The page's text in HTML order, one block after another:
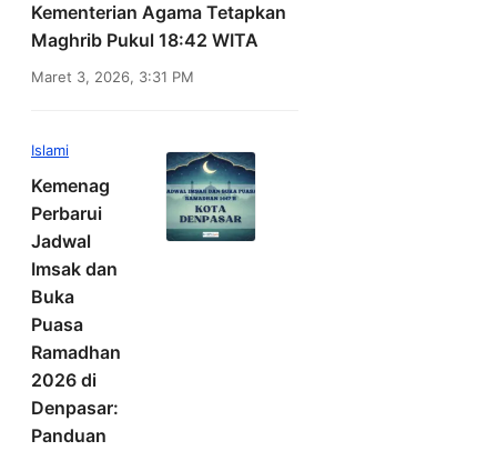
Kementerian Agama Tetapkan
Maghrib Pukul 18:42 WITA
Maret 3, 2026, 3:31 PM
Islami
Kemenag
Perbarui
Jadwal
Imsak dan
Buka
Puasa
Ramadhan
2026 di
Denpasar:
Panduan